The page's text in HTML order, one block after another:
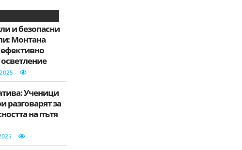
и безопасни
Монтана
Ученици
разговарят за
на пътя